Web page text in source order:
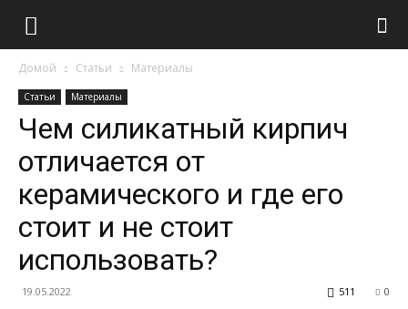
Домой Статьи Материалы
Статьи Материалы
Чем силикатный кирпич
отличается от
керамического и где его
стоит и не стоит
использовать?
19.05.2022 0
511